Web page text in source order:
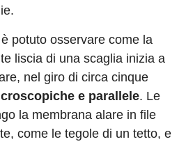
potuto osservare come la
liscia di una scaglia inizia a
nel giro di circa cinque
e parallele. Le
la membrana alare in file
come le tegole di un tetto, e